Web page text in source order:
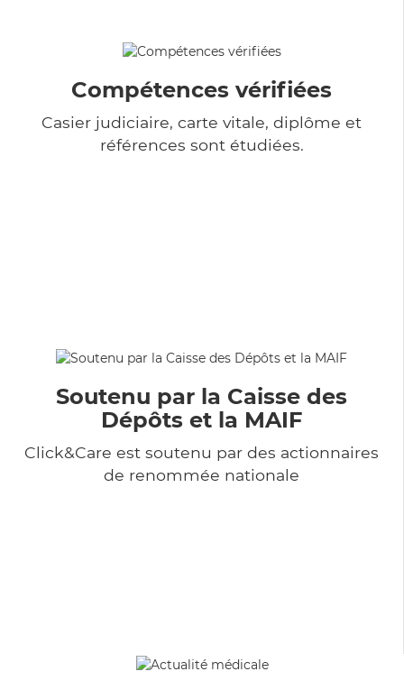
Compétences vérifiées
Casier judiciaire, carte vitale, diplôme et
références sont étudiées.
Soutenu par la Caisse des
Dépôts et la MAIF
Click&Care est soutenu par des actionnaires
de renommée nationale